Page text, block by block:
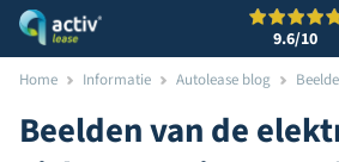
9.6/10
Home Informatie Autolease blog
Beelden van de